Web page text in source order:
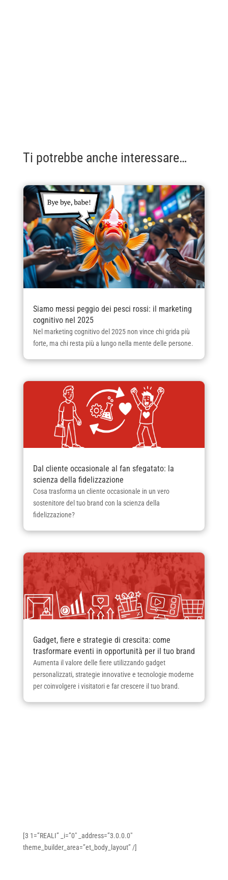
Ti potrebbe anche interessare…
Siamo messi peggio dei pesci rossi: il marketing
cognitivo nel 2025
Nel marketing cognitivo del 2025 non vince chi grida più
forte, ma chi resta più a lungo nella mente delle persone.
Dal cliente occasionale al fan sfegatato: la
scienza della fidelizzazione
Cosa trasforma un cliente occasionale in un vero
sostenitore del tuo brand con la scienza della
fidelizzazione?
Gadget, fiere e strategie di crescita: come
trasformare eventi in opportunità per il tuo brand
Aumenta il valore delle fiere utilizzando gadget
personalizzati, strategie innovative e tecnologie moderne
per coinvolgere i visitatori e far crescere il tuo brand.
[3 1=”REALI” _i=”0″ _address=”3.0.0.0″
theme_builder_area=”et_body_layout” /]